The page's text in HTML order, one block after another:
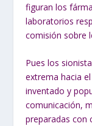
figuran los
laboratorios
comisión sobre
Pues los
extrema hacia
inventado y
comunicación,
preparadas con